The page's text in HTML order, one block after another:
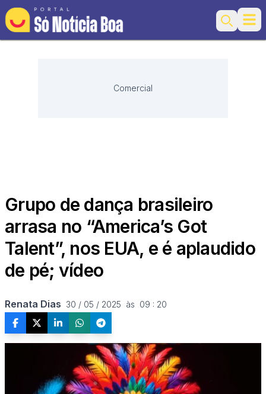
Search
Comercial
Grupo de dança brasileiro
arrasa no “America’s Got
Talent”, nos EUA, e é aplaudido
de pé; vídeo
Renata Dias 30 / 05 / 2025  às  09 : 20